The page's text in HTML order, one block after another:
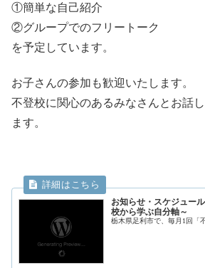
①簡単な自己紹介
②グループでのフリートーク
を予定しています。
お子さんの参加も歓迎いたします。
不登校に関心のあるみなさんとお話
ます。
お知らせ・スケジュー
校から学ぶ自分軸～
栃木県足利市で、毎月1回「